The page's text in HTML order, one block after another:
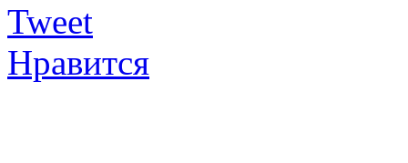
Tweet
Нравится